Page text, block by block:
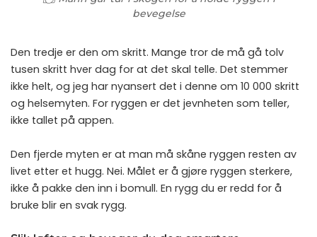
bevegelse
Den tredje er den om skritt. Mange tror de må gå tolv
tusen skritt hver dag for at det skal telle. Det stemmer
ikke helt, og jeg har nyansert det i denne om 10 000 skritt
og helsemyten. For ryggen er det jevnheten som teller,
ikke tallet på appen.
Den fjerde myten er at man må skåne ryggen resten av
livet etter et hugg. Nei. Målet er å gjøre ryggen sterkere,
ikke å pakke den inn i bomull. En rygg du er redd for å
bruke blir en svak rygg.